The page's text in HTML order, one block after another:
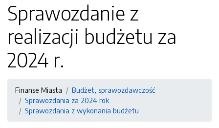
Sprawozdanie z
realizacji budżetu za
2024 r.
Finanse Miasta
Budżet, sprawozdawczość
Sprawozdania za 2024 rok
Sprawozdania z wykonania budżetu